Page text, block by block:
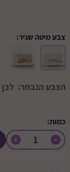
צבע מיטה שניר:
הצבע הנבחר: לבן
כמות:
+